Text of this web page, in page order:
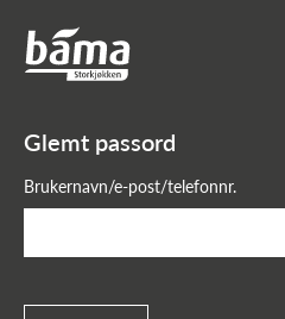
Glemt passord?
Glemt passord
Brukernavn/e-post/telefonnr.